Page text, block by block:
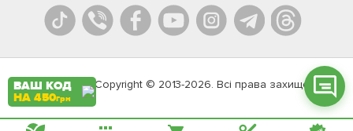
Agromarket.Copyright © 2013-2026. Всі права захищені
Онлайн чат
ВАШ КОД
НА 450грн